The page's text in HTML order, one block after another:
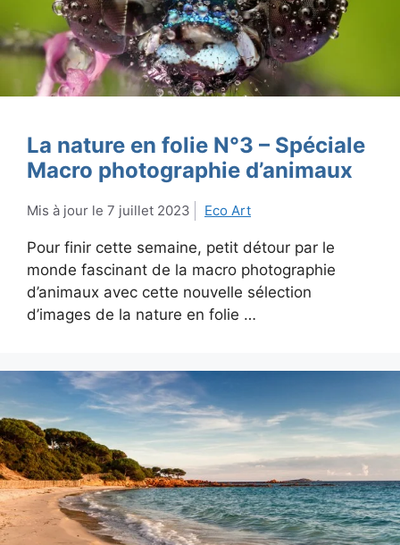
La nature en folie N°3 – Spéciale
Macro photographie d’animaux
7 juillet 2023 Eco Art
Pour finir cette semaine, petit détour par le
monde fascinant de la macro photographie
d’animaux avec cette nouvelle sélection
d’images de la nature en folie …